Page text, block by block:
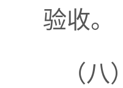
验收。
（